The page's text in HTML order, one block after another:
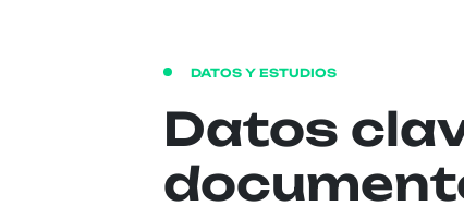
DATOS Y ESTUDIOS
Datos